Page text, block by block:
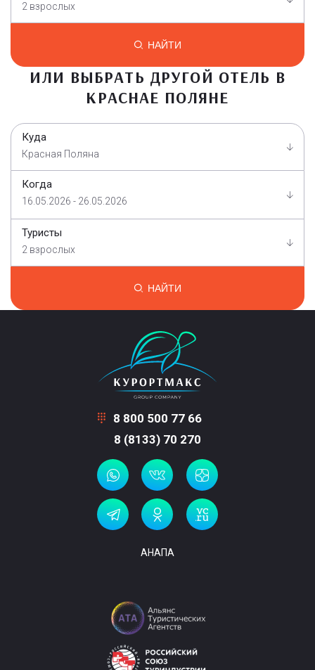
2 взрослых
НАЙТИ
ИЛИ ВЫБРАТЬ ДРУГОЙ ОТЕЛЬ В
КРАСНАЕ ПОЛЯНЕ
Куда
Красная Поляна
Когда
16.05.2026 - 26.05.2026
Туристы
2 взрослых
НАЙТИ
8 800 500 77 66
8 (8133) 70 270
АНАПА